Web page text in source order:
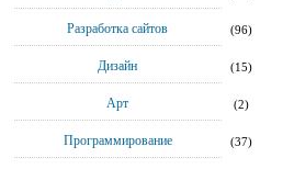
Разработка сайтов (96)
Дизайн (15)
Арт (2)
Программирование (37)